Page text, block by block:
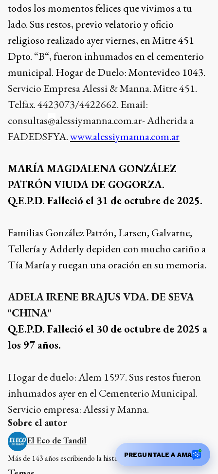
todos los momentos felices que vivimos a tu
lado. Sus restos, previo velatorio y oficio
religioso realizado ayer viernes, en Mitre 451
Dpto. “B“, fueron inhumados en el cementerio
municipal. Hogar de Duelo: Montevideo 1043.
Servicio Empresa Alessi & Manna.Mitre 451.
Telfax. 4423073/4422662. Email:
consultas@alessiymanna.com.ar- Adherida a
FADEDSFYA.www.alessiymanna.com.ar
MARÍA MAGDALENA GONZÁLEZ
PATRÓN VIUDA DE GOGORZA.
Q.E.P.D. Falleció el 31 de octubre de 2025.
Familias González Patrón, Larsen, Galvarne,
Tellería y Adderly depiden con mucho cariño a
Tía María y ruegan una oración en su memoria.
ADELA IRENE BRAJUS VDA. DE SEVA
"CHINA"
Q.E.P.D. Falleció el 30 de octubre de 2025 a
los 97 años.
Hogar de duelo: Alem 1597. Sus restos fueron
inhumados ayer en el Cementerio Municipal.
Servicio empresa: Alessi y Manna.
Sobre el autor
El Eco de Tandil
Más de 143 años escribiendo la historia de TandilPREGUNTALE A AMA